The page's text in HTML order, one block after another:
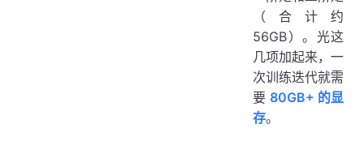
（合计约
56GB）。光这
几项加起来，一
次训练迭代就需
要 80GB+ 的显
存。